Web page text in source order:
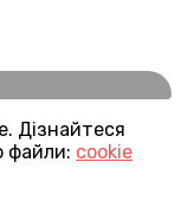
Дізнайтеся
файли: cookie